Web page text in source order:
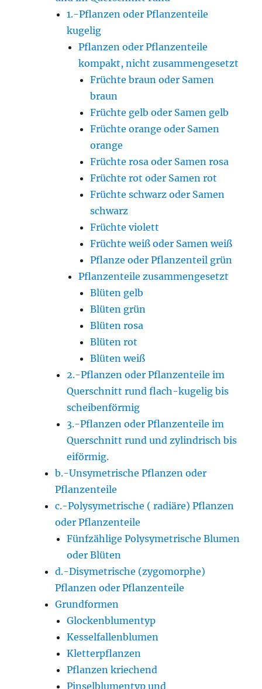
1.-Pflanzen oder Pflanzenteile
kugelig
Pflanzen oder Pflanzenteile
kompakt, nicht zusammengesetzt
Früchte braun oder Samen
braun
Früchte gelb oder Samen gelb
Früchte orange oder Samen
orange
Früchte rosa oder Samen rosa
Früchte rot oder Samen rot
Früchte schwarz oder Samen
schwarz
Früchte violett
Früchte weiß oder Samen weiß
Pflanze oder Pflanzenteil grün
Pflanzenteile zusammengesetzt
Blüten gelb
Blüten grün
Blüten rosa
Blüten rot
Blüten weiß
2.-Pflanzen oder Pflanzenteile im
Querschnitt rund flach-kugelig bis
scheibenförmig
3.-Pflanzen oder Pflanzenteile im
Querschnitt rund und zylindrisch bis
eiförmig.
b.-Unsymetrische Pflanzen oder
Pflanzenteile
c.-Polysymetrische ( radiäre) Pflanzen
oder Pflanzenteile
Fünfzählige Polysymetrische Blumen
oder Blüten
d.-Disymetrische (zygomorphe)
Pflanzen oder Pflanzenteile
Grundformen
Glockenblumentyp
Kesselfallenblumen
Kletterpflanzen
Pflanzen kriechend
Pinselblumentyp und